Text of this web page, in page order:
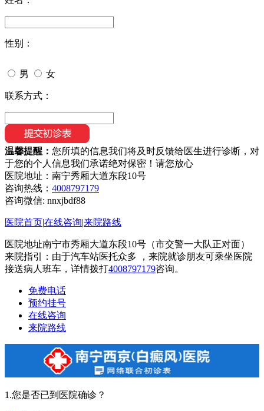
性别：
男 女
联系方式：
温馨提醒： 您所填的信息我们将及时反馈给医生进行诊断，对
于您的个人信息我们承诺绝对保密！请您放心
医院地址：南宁秀厢大道东段10号
咨询热线： 4008797179
咨询微信: nnxjbdf88
医院首页|在线咨询|来院路线
医院地址南宁市秀厢大道东段10号（市交警一大队正对面）
来院指引：由于汽车站医托众多 ，来院就诊朋友可乘坐医院
接送病人班车，详情拨打4008797179咨询。
免费电话
预约挂号
在线咨询
来院路线
1.您是否已到医院确诊？